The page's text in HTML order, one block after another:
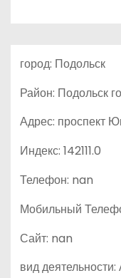
город: Подольск
Район: Подольск
Адрес: проспект
Индекс: 142111.0
Телефон: nan
Мобильный
Сайт: nan
вид